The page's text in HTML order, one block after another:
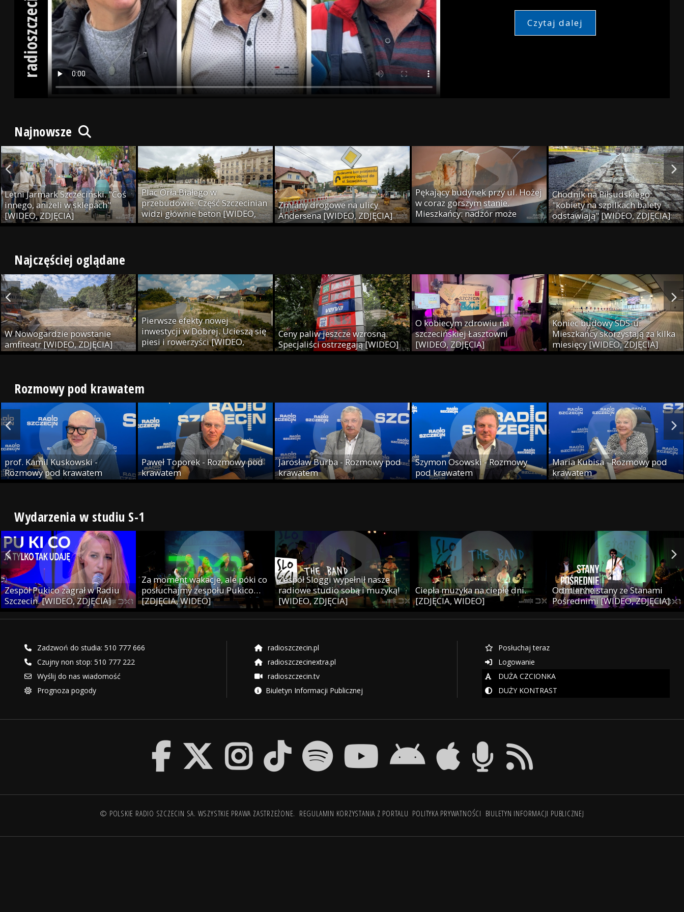
radioszczecin.tv Czytaj dalej
Najnowsze
Letni Jarmark Szczeciński. "Coś
innego, aniżeli w sklepach"
[WIDEO, ZDJĘCIA]
Plac Orła Białego w
przebudowie. Część Szczecinian
widzi głównie beton [WIDEO,
ZDJĘCIA]
Zmiany drogowe na ulicy
Andersena [WIDEO, ZDJĘCIA]
Pękający budynek przy ul. Hożej
w coraz gorszym stanie.
Mieszkańcy: nadzór może
podjąć decyzję o eksmisji
Chodnik na Piłsudskiego:
"kobiety na szpilkach balety
odstawiają" [WIDEO, ZDJĘCIA]
Najczęściej oglądane
W Nowogardzie powstanie
amfiteatr [WIDEO, ZDJĘCIA]
Pierwsze efekty nowej
inwestycji w Dobrej. Ucieszą się
piesi i rowerzyści [WIDEO,
ZDJĘCIA]
Ceny paliw jeszcze wzrosną.
Specjaliści ostrzegają [WIDEO]
O kobiecym zdrowiu na
szczecińskiej Łasztowni
[WIDEO, ZDJĘCIA]
Koniec budowy SDS-u.
Mieszkańcy skorzystają za kilka
miesięcy [WIDEO, ZDJĘCIA]
Rozmowy pod krawatem
prof. Kamil Kuskowski -
Rozmowy pod krawatem
Paweł Toporek - Rozmowy pod
krawatem
Jarosław Burba - Rozmowy pod
krawatem
Szymon Osowski - Rozmowy
pod krawatem
Maria Kubisa - Rozmowy pod
krawatem
Wydarzenia w studiu S-1
Zespół Pukico zagrał w Radiu
Szczecin. [WIDEO, ZDJĘCIA]
Za moment wakacje, ale póki co
posłuchajmy zespołu Pukico…
[ZDJĘCIA, WIDEO]
Zespół Sloggi wypełnił nasze
radiowe studio sobą i muzyką!
[WIDEO, ZDJĘCIA]
Ciepła muzyka na ciepłe dni.
[ZDJĘCIA, WIDEO]
Odmienne stany ze Stanami
Pośrednimi [WIDEO, ZDJĘCIA]
Zadzwoń do studia: 510 777 666
Czujny non stop: 510 777 222
Wyślij do nas wiadomość
Prognoza pogody
radioszczecin.pl
radioszczecinextra.pl
radioszczecin.tv
Biuletyn Informacji Publicznej
Posłuchaj teraz
Logowanie
DUŻA CZCIONKA
DUŻY KONTRAST
© POLSKIE RADIO SZCZECIN SA. WSZYSTKIE PRAWA ZASTRZEŻONE. REGULAMIN KORZYSTANIA Z PORTALU POLITYKA PRYWATNOŚCI BIULETYN INFORMACJI PUBLICZNEJ